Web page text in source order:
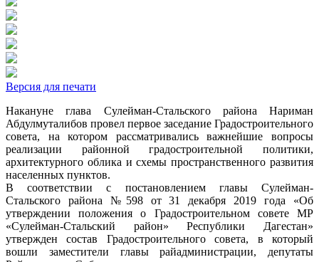
Версия для печати
Накануне глава Сулейман-Стальского района Нариман
Абдулмуталибов провел первое заседание Градостроительного
совета, на котором рассматривались важнейшие вопросы
реализации районной градостроительной политики,
архитектурного облика и схемы пространственного развития
населенных пунктов.
В соответствии с постановлением главы Сулейман-
Стальского района №598 от 31 декабря 2019 года «Об
утверждении положения о Градостроительном совете МР
«Сулейман-Стальский район» Республики Дагестан»
утвержден состав Градостроительного совета, в который
вошли заместители главы райадминистрации, депутаты